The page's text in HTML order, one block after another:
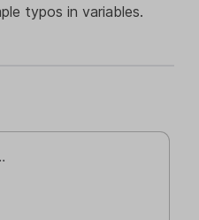
typos in variables.